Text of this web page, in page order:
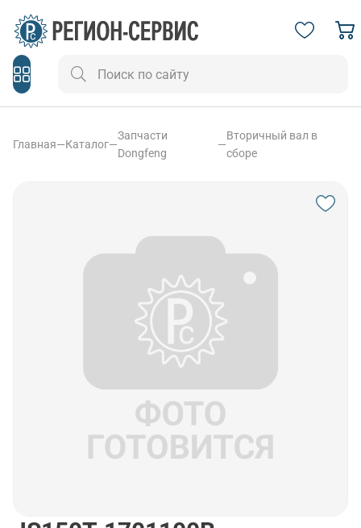
Главная—Каталог—
Запчасти
Dongfeng
—
Вторичный вал в
сборе